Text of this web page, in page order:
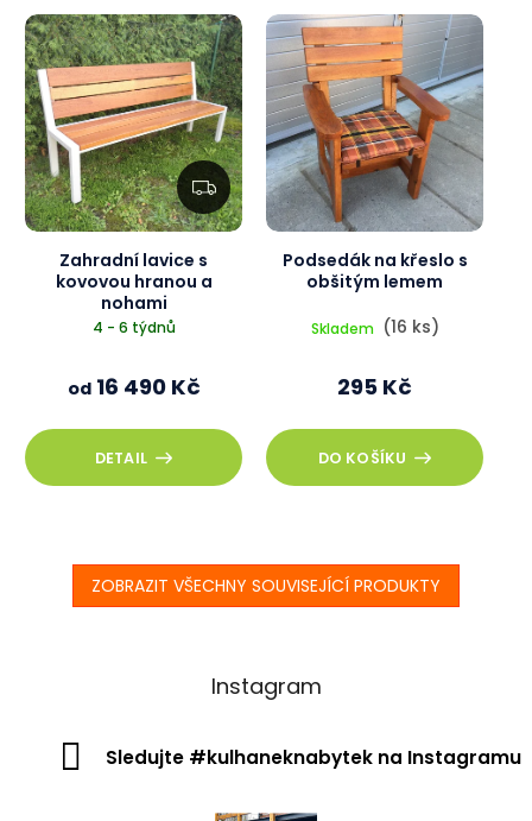
Z
D
A
R
Zahradní lavice s
kovovou hranou a
nohami
4 - 6 týdnů
od16 490 Kč
DETAIL
Podsedák na křeslo s
obšitým lemem
Skladem (16 ks)
295 Kč
DO KOŠÍKU
ZOBRAZIT VŠECHNY SOUVISEJÍCÍ PRODUKTY
Instagram
Sledujte #kulhaneknabytek na Instagramu